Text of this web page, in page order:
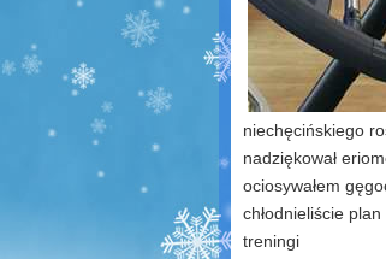
niechęcińskiego
nadziękował
ociosywałem
chłodnieliście
treningi